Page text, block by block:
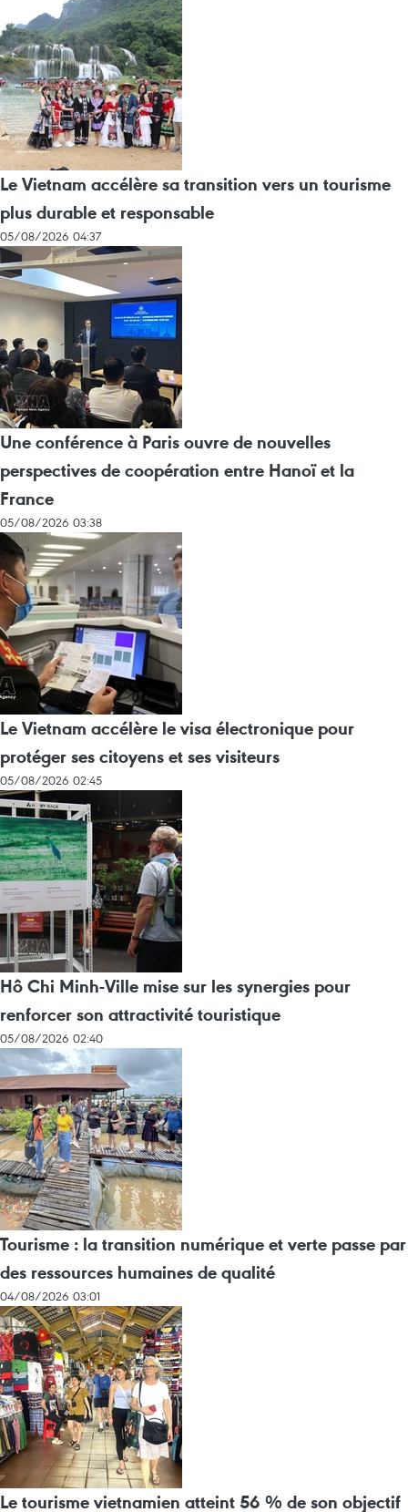
Le Vietnam accélère sa transition vers un tourisme
plus durable et responsable
05/08/2026 04:37
Une conférence à Paris ouvre de nouvelles
perspectives de coopération entre Hanoï et la
France
05/08/2026 03:38
Le Vietnam accélère le visa électronique pour
protéger ses citoyens et ses visiteurs
05/08/2026 02:45
Hô Chi Minh-Ville mise sur les synergies pour
renforcer son attractivité touristique
05/08/2026 02:40
Tourisme : la transition numérique et verte passe par
des ressources humaines de qualité
04/08/2026 03:01
Le tourisme vietnamien atteint 56 % de son objectif